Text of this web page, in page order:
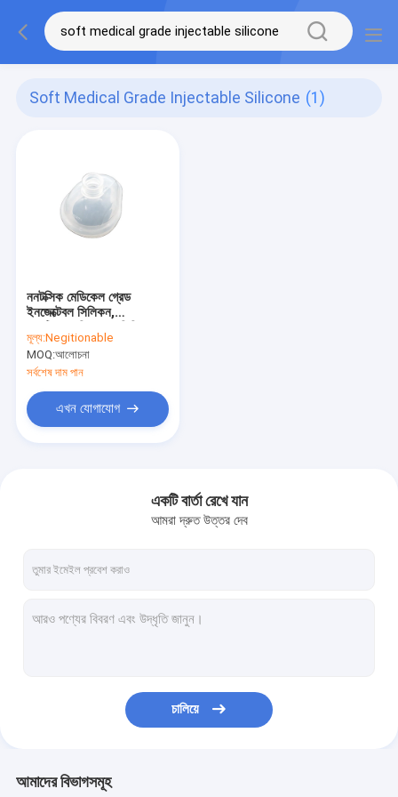
Soft Medical Grade Injectable Silicone (1)
ননটক্সিক মেডিকেল গ্রেড
ইনজেক্টেবল সিলিকন,
রাবার
মূল্য:Negitionable
MOQ:আলোচনা
সর্বশেষ দাম পান
এখন যোগাযোগ
একটি বার্তা রেখে যান
আমরা দ্রুত উত্তর দেব
চালিয়ে
আমাদের বিভাগসমূহ